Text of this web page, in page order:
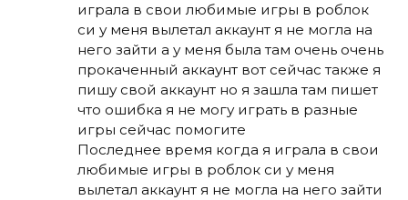
играла в свои любимые игры в роблок
си у меня вылетал аккаунт я не могла на
него зайти а у меня была там очень очень
прокаченный аккаунт вот сейчас также я
пишу свой аккаунт но я зашла там пишет
что ошибка я не могу играть в разные
игры сейчас помогите
Последнее время когда я играла в свои
любимые игры в роблок си у меня
вылетал аккаунт я не могла на него зайти